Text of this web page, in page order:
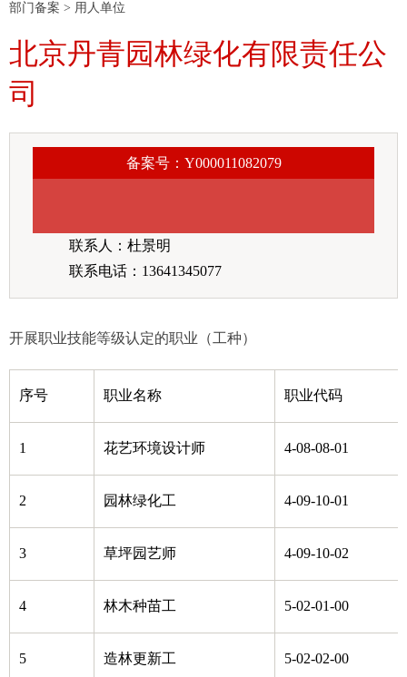
部门备案 > 用人单位
北京丹青园林绿化有限责任公
司
备案号：Y000011082079
联系人：杜景明
联系电话：13641345077
开展职业技能等级认定的职业（工种）
序号 职业名称 职业代码
1 花艺环境设计师 4-08-08-01
2 园林绿化工 4-09-10-01
3 草坪园艺师 4-09-10-02
4 林木种苗工 5-02-01-00
5 造林更新工 5-02-02-00